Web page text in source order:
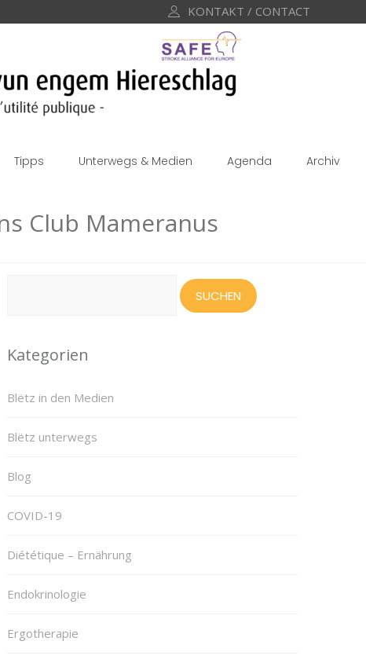
KONTAKT / CONTACT
Tipps Unterwegs & Medien Agenda Archiv
Club Mameranus
Kategorien
Blëtz in den Medien
Blëtz unterwegs
Blog
COVID-19
Diététique – Ernährung
Endokrinologie
Ergotherapie